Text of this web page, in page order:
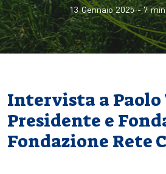
13 Gennaio 2025-7min
Intervista a Paolo
Presidente e
Fondazione Rete